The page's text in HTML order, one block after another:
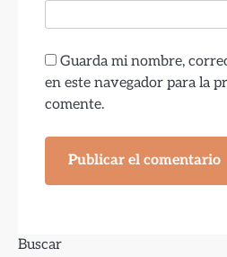
Guarda mi nombre,
en este navegador para la
comente.
Buscar